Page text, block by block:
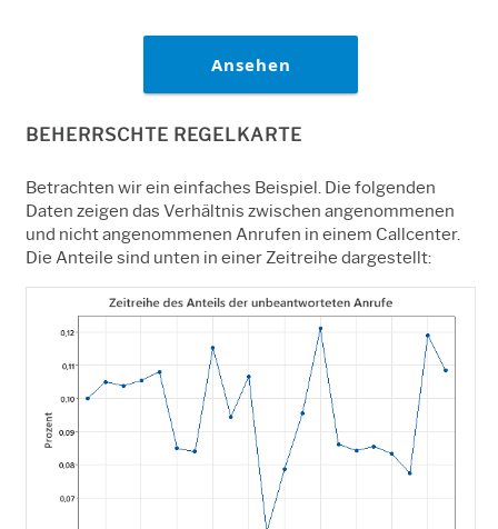
Ansehen
BEHERRSCHTE REGELKARTE
Betrachten wir ein einfaches Beispiel. Die folgenden
Daten zeigen das Verhältnis zwischen angenommenen
und nicht angenommenen Anrufen in einem Callcenter.
Die Anteile sind unten in einer Zeitreihe dargestellt: